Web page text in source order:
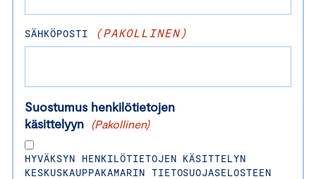
SÄHKÖPOSTI (PAKOLLINEN)
Suostumus henkilötietojen
käsittelyyn
(Pakollinen)
HYVÄKSYN HENKILÖTIETOJEN KÄSITTELYN
KESKUSKAUPPAKAMARIN TIETOSUOJASELOSTEEN